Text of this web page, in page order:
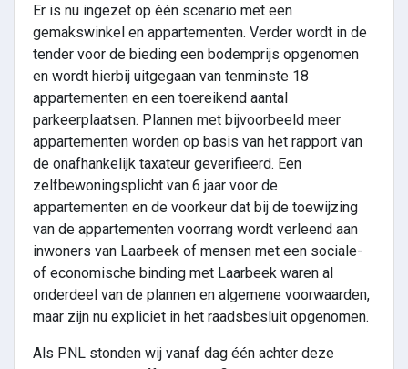
Er is nu ingezet op één scenario met een
gemakswinkel en appartementen. Verder wordt in de
tender voor de bieding een bodemprijs opgenomen
en wordt hierbij uitgegaan van tenminste 18
appartementen en een toereikend aantal
parkeerplaatsen. Plannen met bijvoorbeeld meer
appartementen worden op basis van het rapport van
de onafhankelijk taxateur geverifieerd. Een
zelfbewoningsplicht van 6 jaar voor de
appartementen en de voorkeur dat bij de toewijzing
van de appartementen voorrang wordt verleend aan
inwoners van Laarbeek of mensen met een sociale-
of economische binding met Laarbeek waren al
onderdeel van de plannen en algemene voorwaarden,
maar zijn nu expliciet in het raadsbesluit opgenomen.
Als PNL stonden wij vanaf dag één achter deze